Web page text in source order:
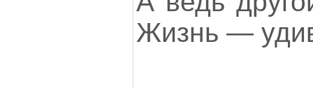
Жизнь —